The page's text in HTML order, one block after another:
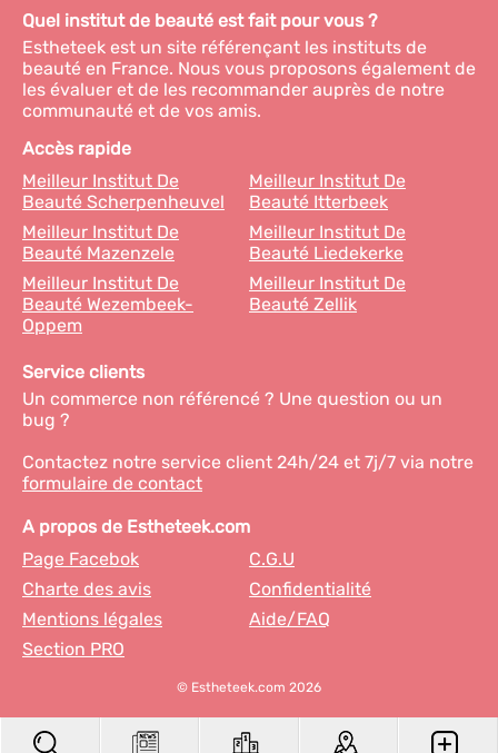
Quel institut de beauté est fait pour vous ?
Estheteek est un site référençant les instituts de
beauté en France. Nous vous proposons également de
les évaluer et de les recommander auprès de notre
communauté et de vos amis.
Accès rapide
Meilleur Institut De
Beauté Scherpenheuvel
Meilleur Institut De
Beauté Itterbeek
Meilleur Institut De
Beauté Mazenzele
Meilleur Institut De
Beauté Liedekerke
Meilleur Institut De
Beauté Wezembeek-
Oppem
Meilleur Institut De
Beauté Zellik
Service clients
Un commerce non référencé ? Une question ou un
bug ?
Contactez notre service client 24h/24 et 7j/7 via notre
formulaire de contact
A propos de Estheteek.com
Page Facebok
C.G.U
Charte des avis
Confidentialité
Mentions légales
Aide/FAQ
Section PRO
© Estheteek.com 2026